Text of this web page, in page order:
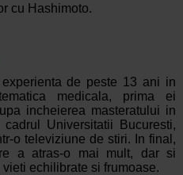
cu Hashimoto.
de peste 13 ani in
medicala, prima ei
incheierea masteratului in
Universitatii Bucuresti,
o televiziune de stiri. In final,
a atras-o mai mult, dar si
echilibrate si frumoase.